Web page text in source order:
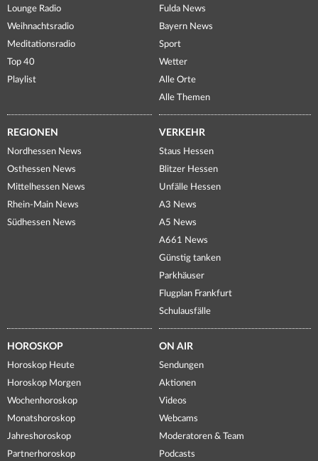
Lounge Radio
Weihnachtsradio
Meditationsradio
Top 40
Playlist
Fulda News
Bayern News
Sport
Wetter
Alle Orte
Alle Themen
REGIONEN
Nordhessen News
Osthessen News
Mittelhessen News
Rhein-Main News
Südhessen News
VERKEHR
Staus Hessen
Blitzer Hessen
Unfälle Hessen
A3 News
A5 News
A661 News
Günstig tanken
Parkhäuser
Flugplan Frankfurt
Schulausfälle
HOROSKOP
Horoskop Heute
Horoskop Morgen
Wochenhoroskop
Monatshoroskop
Jahreshoroskop
Partnerhoroskop
ON AIR
Sendungen
Aktionen
Videos
Webcams
Moderatoren & Team
Podcasts